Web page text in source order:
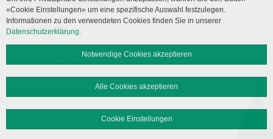
Social Media
Impressum Disclaimer Datenschutz Sitemap
«Cookie Einstellungen» um eine spezifische Auswahl festzulegen.
Informationen zu den verwendeten Cookies finden Sie in unserer
Datenschutzerklärung.
Notwendige Cookies akzeptieren
Alle Cookies akzeptieren
Cookie Einstellungen